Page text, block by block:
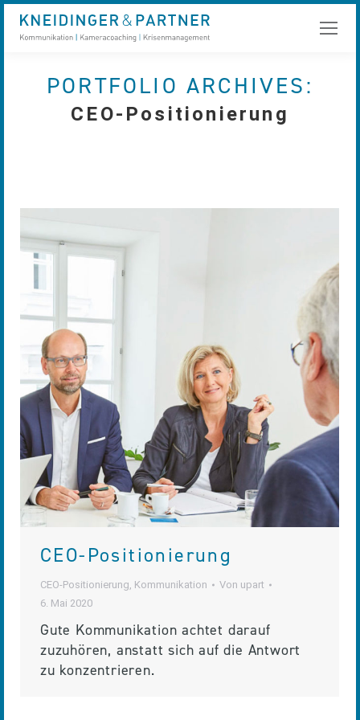
PORTFOLIO ARCHIVES:
CEO-Positionierung
CEO-Positionierung
CEO-Positionierung, Kommunikation Von upart
6. Mai 2020
Gute Kommunikation achtet darauf
zuzuhören, anstatt sich auf die Antwort
zu konzentrieren.